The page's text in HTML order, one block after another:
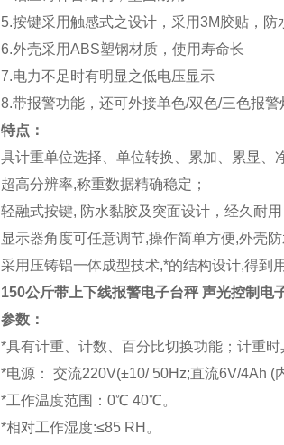
5.按键采用触感式之设计，采用3M胶贴，防
6.外壳采用ABS塑钢材质，使用寿命长
7.电力不足时有明显之低电压显示
8.带报警功能，还可外接单色/双色/三色报警
特点：
具计重单位选择、单位转换、累加、累显、
超高分辨率,称重数据精确稳定；
轻融式按键, 防水黏胶及突面设计，经久耐用
显示器角度可任意调节,操作简单方便,外壳防
采用压铸铝一体成型技术,*的结构设计,得到
150公斤带上下线报警电子台秤 声光控制电
参数：
*具有计重、计数、百分比切换功能；计重时
*电源： 交流220V(±10/ 50Hz;直流6V/4Ah (
*工作温度范围：0℃ 40℃。
*相对工作湿度:≤85 RH。